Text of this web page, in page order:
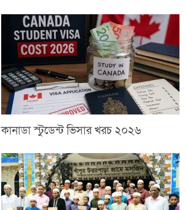
কানাডা স্টুডেন্ট ভিসার খরচ ২০২৬